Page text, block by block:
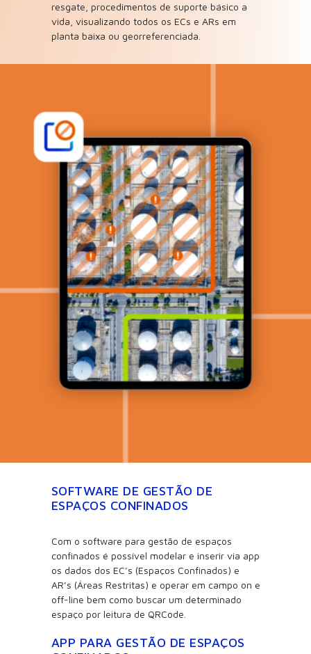
resgate, procedimentos de suporte básico a
vida, visualizando todos os ECs e ARs em
planta baixa ou georreferenciada.
SOFTWARE DE GESTÃO DE
ESPAÇOS CONFINADOS
Com o software para gestão de espaços
confinados é possível modelar e inserir via app
os dados dos EC’s (Espaços Confinados) e
AR’s (Áreas Restritas) e operar em campo on e
off-line bem como buscar um determinado
espaço por leitura de QRCode.
APP PARA GESTÃO DE ESPAÇOS